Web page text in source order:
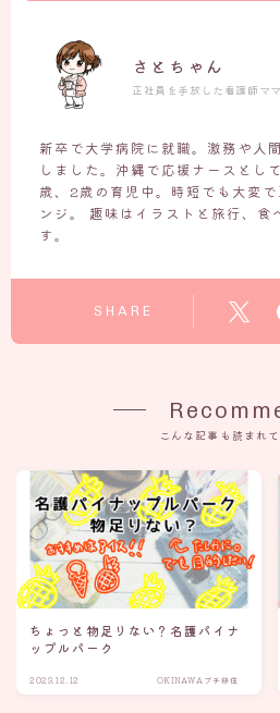
さとちゃん
正社員を手放した看護師ママ
新卒で大学病院に就職。激務や人
しました。沖縄で応援ナースとし
歳、2歳の育児中。時短でも大変
ンジ。 趣味はイラストと旅行、食
す。
SHARE
こんな記事も読まれて
ちょっと物足りない？名護パイナ
ップルパーク
2023.12.12 OKINAWAプチ移住